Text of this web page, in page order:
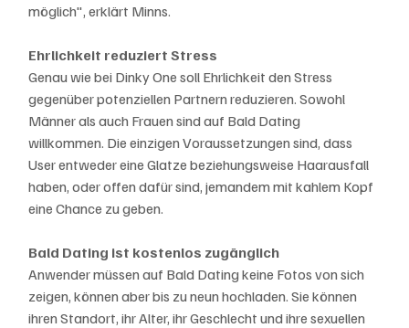
möglich", erklärt Minns.
Ehrlichkeit reduziert Stress
Genau wie bei Dinky One soll Ehrlichkeit den Stress
gegenüber potenziellen Partnern reduzieren. Sowohl
Männer als auch Frauen sind auf Bald Dating
willkommen. Die einzigen Voraussetzungen sind, dass
User entweder eine Glatze beziehungsweise Haarausfall
haben, oder offen dafür sind, jemandem mit kahlem Kopf
eine Chance zu geben.
Bald Dating ist kostenlos zugänglich
Anwender müssen auf Bald Dating keine Fotos von sich
zeigen, können aber bis zu neun hochladen. Sie können
ihren Standort, ihr Alter, ihr Geschlecht und ihre sexuellen